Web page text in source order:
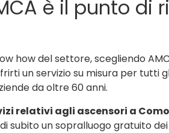
è il punto
how del settore, scegliendo
un servizio su misura per tutti
da oltre 60 anni.
relativi agli ascensori a Como
subito un sopralluogo gratuito